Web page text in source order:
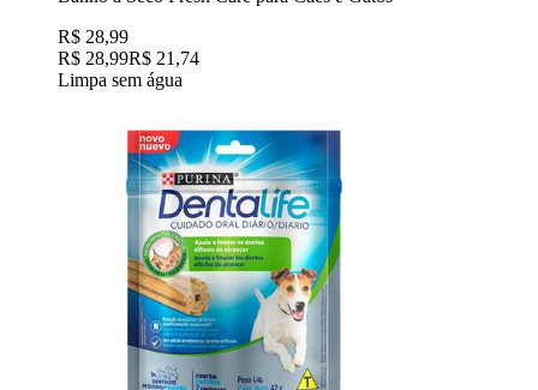
R$ 28,99
R$ 28,99R$ 21,74
Limpa sem água